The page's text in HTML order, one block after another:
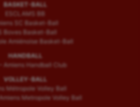
BASKET-BALL
ESCLAMS BB
SC Basket-Ball
Boves Basket-Ball
Amiénoise Basket-Ball
HANDBALL
Amiens Handball Club
VOLLEY-BALL
Métropole Volley Ball
Metropole Volley Ball